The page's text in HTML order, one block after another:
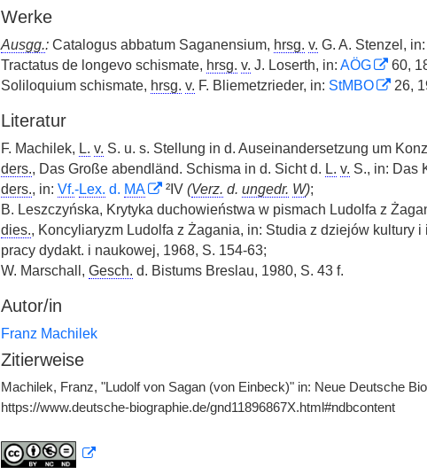
Werke
Ausgg.:Catalogus abbatum Saganensium, hrsg. v. G. A. Stenzel,
Tractatus de longevo schismate, hrsg. v. J. Loserth, in: AÖG
60,
Soliloquium schismate, hrsg. v. F. Bliemetzrieder, in: StMBO 26,
Literatur
F. Machilek, L. v. S. u. s. Stellung in d. Auseinandersetzung um
ders., Das Große abendländ. Schisma in d. Sicht d. L. v. S., in: Das
ders., in: Vf.-Lex. d. MA ²IV (Verz. d. ungedr. W);
B. Leszczyńska, Krytyka duchowieństwa w pismach Ludolfa z
dies., Koncyliaryzm Ludolfa z Żagania, in: Studia z dziejów kultury
pracy dydakt. i naukowej, 1968, S. 154-63;
W. Marschall, Gesch. d. Bistums Breslau, 1980, S. 43 f.
Autor/in
Franz Machilek
Zitierweise
Machilek, Franz, "Ludolf von Sagan (von Einbeck)" in: Neue Deutsche
https://www.deutsche-biographie.de/gnd11896867X.html#ndbcontent